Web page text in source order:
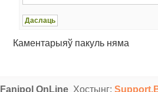
Каментарыяў пакуль няма
Fanipol OnLine Хостынг: